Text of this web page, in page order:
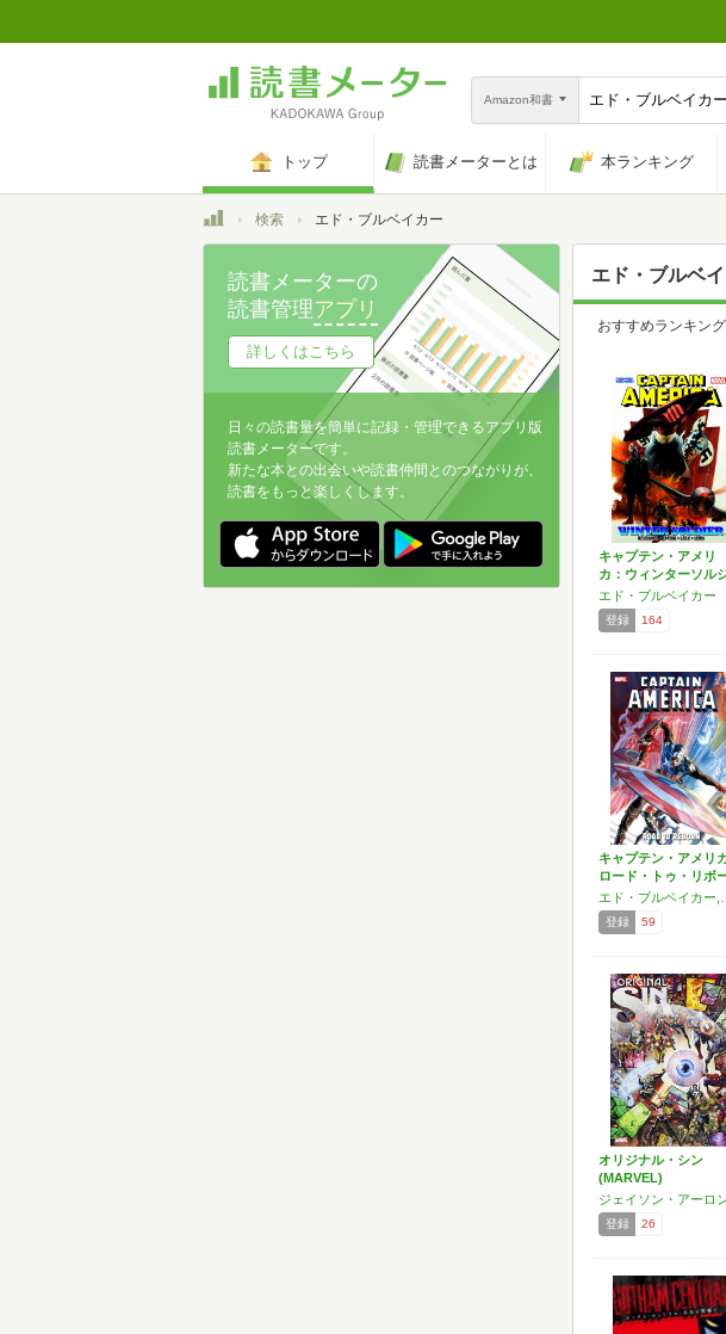
Amazon和書
トップ 読書メーターとは 本ランキング
トップ検索 エド・ブルベイカー
エド・ブルベ
おすすめランキング
キャプテン・アメリ
カ：ウィンターソル
ャー …
エド・ブルベイカー
登録 164
キャプテン・アメリ
ロード・トゥ・リボ
ン…
登録 59
オリジナル・シン
(MARVEL)
登録 26
読書メーターの
読書管理アプリ
詳しくはこちら
日々の読書量を簡単に記録・管理できるアプリ版
読書メーターです。
新たな本との出会いや読書仲間とのつながりが、
読書をもっと楽しくします。